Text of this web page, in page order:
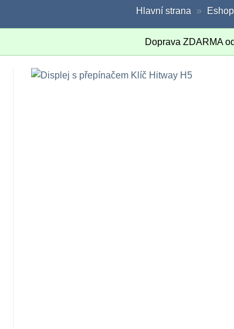
Hlavní strana » Eshop
Doprava ZDARMA od